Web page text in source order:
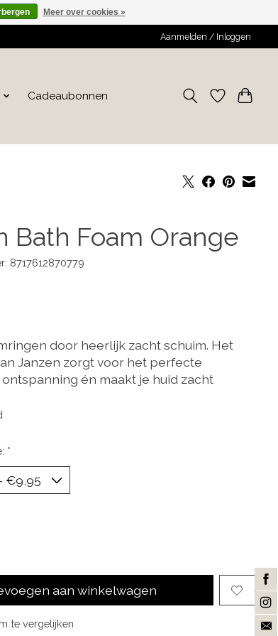
Aanmelden / Inloggen
Cadeaubonnen
Bath Foam Orange
8717612870779
door heerlijk zacht schuim. Het
Janzen zorgt voor het perfecte
én maakt je huid zacht
*
aan winkelwagen
te vergelijken
Meer over cookies »